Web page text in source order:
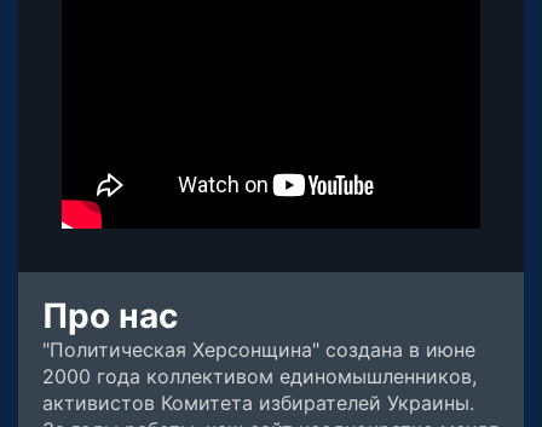
Про нас
"Политическая Херсонщина" создана в июне
2000 года коллективом единомышленников,
активистов Комитета избирателей Украины.